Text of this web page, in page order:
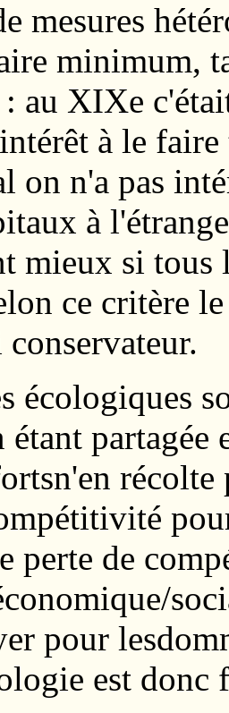
mesures
minimum,
au XIXe
à le
on n'a pas
à
mieux si tous
ce critère
écologiques
partagée
récolte
perte de
pour
est donc